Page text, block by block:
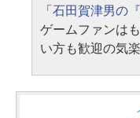
「石田賀津男の
ゲームファンは
い方も歓迎の気